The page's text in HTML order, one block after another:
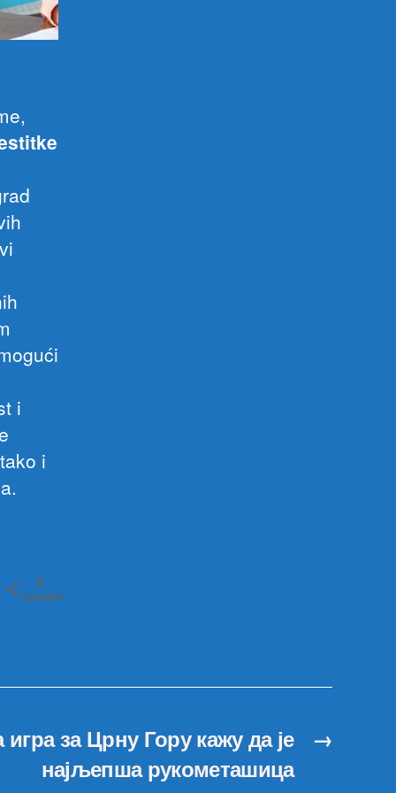
i
i
0
SHARES
→
игра за Црну Гору кажу да је
најљепша рукометашица